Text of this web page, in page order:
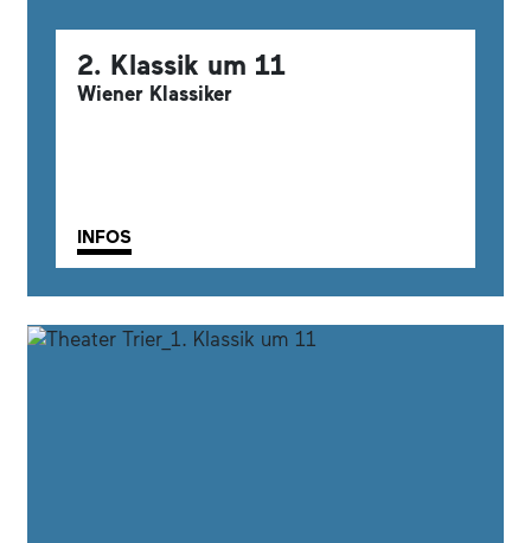
2. Klassik um 11
Wiener Klassiker
INFOS